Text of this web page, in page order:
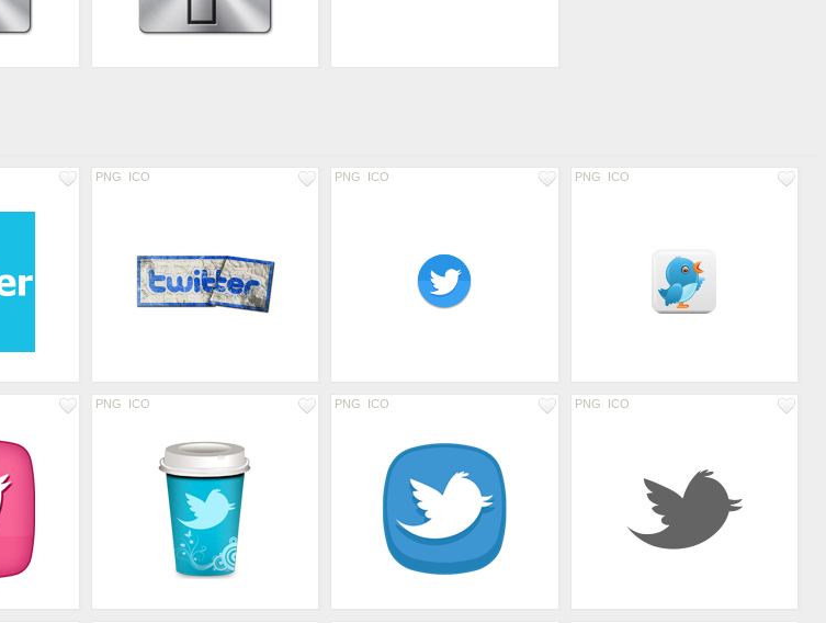
PNG ICO PNG ICO PNG ICO
PNG ICO PNG ICO PNG ICO